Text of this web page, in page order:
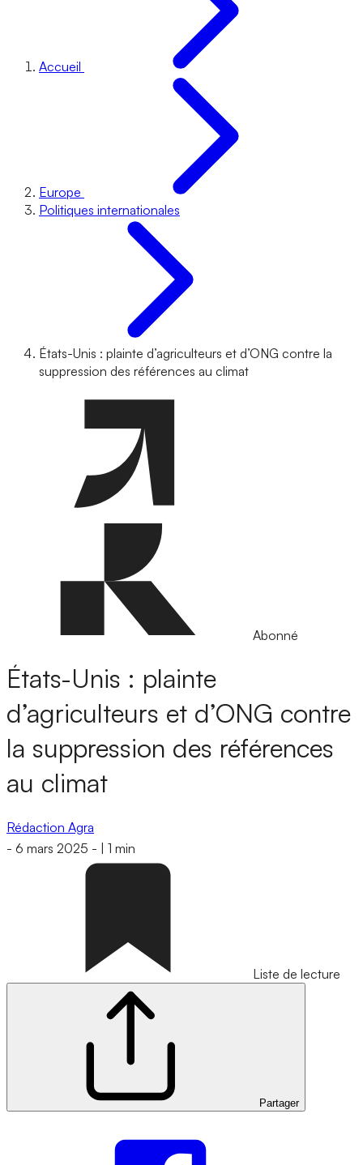
Accueil
Europe
Politiques internationales
États-Unis : plainte d’agriculteurs et d’ONG contre la
suppression des références au climat
Abonné
États-Unis : plainte
d’agriculteurs et d’ONG contre
la suppression des références
au climat
Rédaction Agra
- 6 mars 2025 - 1 min
Liste de lecture
Partager